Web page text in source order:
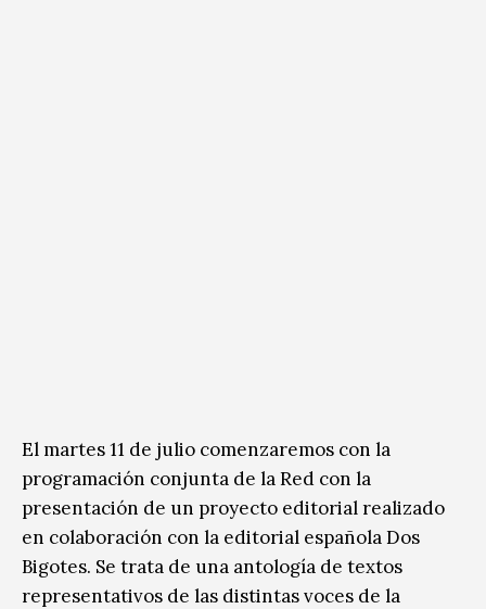
El martes 11 de julio comenzaremos con la
programación conjunta de la Red con la
presentación de un proyecto editorial realizado
en colaboración con la editorial española Dos
Bigotes. Se trata de una antología de textos
representativos de las distintas voces de la